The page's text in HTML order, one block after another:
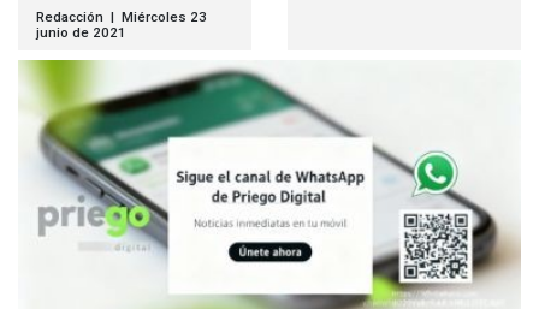
Redacción | Miércoles 23
junio de 2021